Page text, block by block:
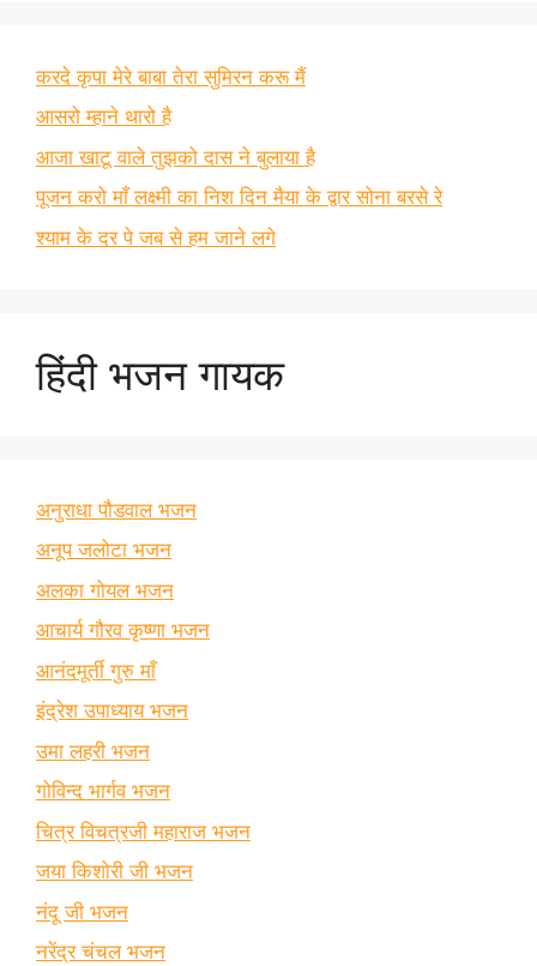
करदे कृपा मेरे बाबा तेरा सुमिरन करू मैं
आसरो म्हाने थारो है
आजा खाटू वाले तुझको दास ने बुलाया है
पूजन करो माँ लक्ष्मी का निश दिन मैया के द्वार सोना बरसे रे
श्याम के दर पे जब से हम जाने लगे
हिंदी भजन गायक
अनुराधा पौडवाल भजन
अनूप जलोटा भजन
अलका गोयल भजन
आचार्य गौरव कृष्णा भजन
आनंदमूर्ती गुरु माँ
इंद्रेश उपाध्याय भजन
उमा लहरी भजन
गोविन्द भार्गव भजन
चित्र विचत्रजी महाराज भजन
जया किशोरी जी भजन
नंदू जी भजन
नरेंद्र चंचल भजन